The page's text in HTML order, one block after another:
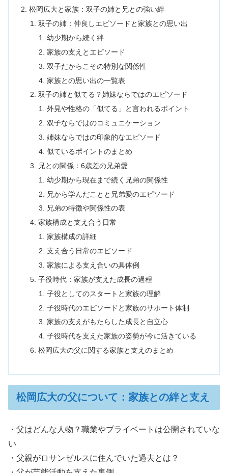
松岡広大と家族：双子の姉と兄との強い絆
双子の姉：仲良しエピソードと家族との思い出
幼少期から続く絆
家族の支えとエピソード
双子だからこその特別な関係性
家族との思い出の一覧表
双子の姉と似てる？姉妹ならではのエピソード
外見や性格の「似てる」と言われるポイント
双子ならではのコミュニケーション
姉妹ならではの印象的なエピソード
似ているポイントのまとめ
兄との関係：6歳差の兄弟愛
幼少期から現在まで続く兄弟の関係性
兄から学んだことと兄弟愛のエピソード
兄弟の特徴や関係性の表
家族構成と支え合う日常
家族構成の詳細
支え合う日常のエピソード
家族による支え合いの具体例
子役時代：家族が支えた成長の過程
子役としてのスタートと家族の理解
子役時代のエピソードと家族のサポート体制
家族の支えがもたらした成長と自立心
子役時代を支えた家族の姿勢が今に活きている
松岡広大の父に関する家族と支えのまとめ
松岡広大の父について：家族との絆と支え
・父はどんな人物？職業やプライベートは公開されていな
い
・父親がロサンゼルスに住んでいた過去とは？